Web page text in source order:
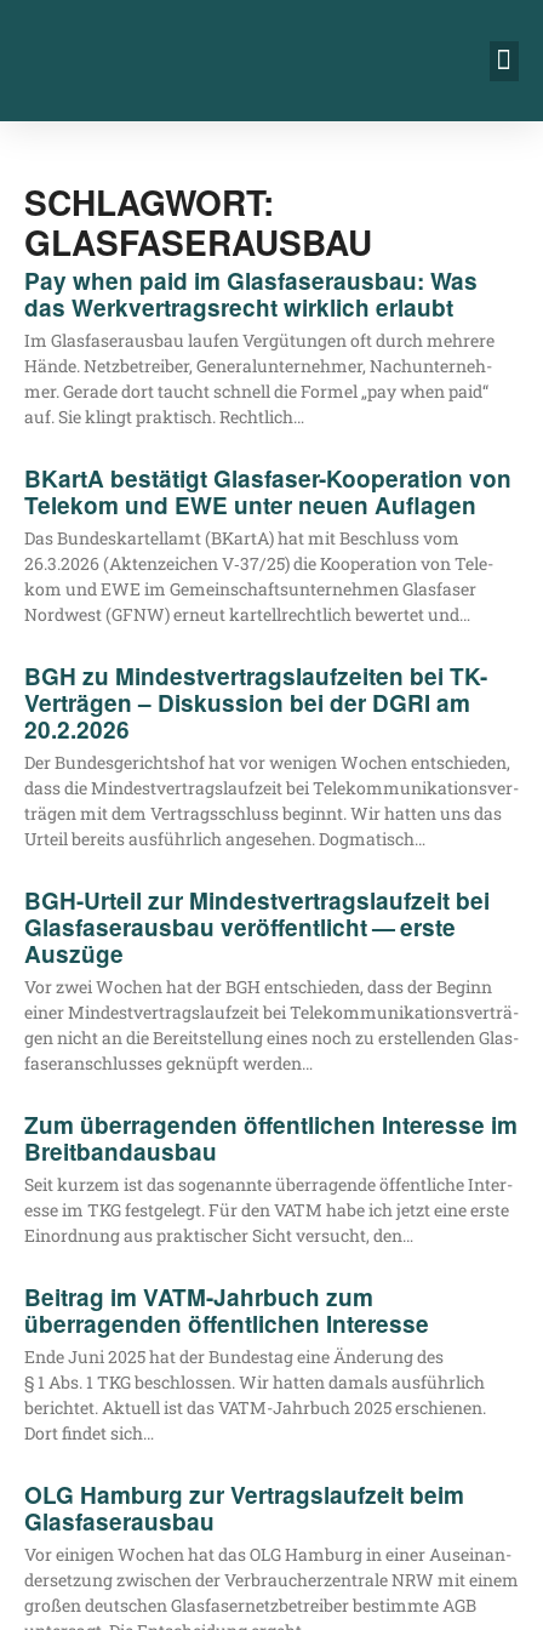
SCHLAGWORT:
GLASFASERAUSBAU
Pay when paid im Glasfaserausbau: Was
das Werkvertragsrecht wirklich erlaubt
Im Glas­fa­ser­aus­bau lau­fen Ver­gü­tun­gen oft durch meh­re­re
Hän­de. Netz­be­trei­ber, Gene­ral­un­ter­neh­mer, Nach­un­ter­neh­
mer. Gera­de dort taucht schnell die For­mel „pay when paid“
auf. Sie klingt prak­tisch. Rechtlich…
BKartA bestätigt Glasfaser-Kooperation von
Telekom und EWE unter neuen Auflagen
Das Bun­des­kar­tell­amt (BKar­tA) hat mit Beschluss vom
26.3.2026 (Akten­zei­chen V‑37/25) die Koope­ra­ti­on von Tele­
kom und EWE im Gemein­schafts­un­ter­neh­men Glas­fa­ser
Nord­west (GFNW) erneut kar­tell­recht­lich bewer­tet und…
BGH zu Mindestvertragslaufzeiten bei TK-
Verträgen – Diskussion bei der DGRI am
20.2.2026
Der Bun­des­ge­richts­hof hat vor weni­gen Wochen ent­schie­den,
dass die Min­dest­ver­trags­lauf­zeit bei Tele­kom­mu­ni­ka­ti­ons­ver­
trä­gen mit dem Ver­trags­schluss beginnt. Wir hat­ten uns das
Urteil bereits aus­führ­lich ange­se­hen. Dogmatisch…
BGH-Urteil zur Mindestvertragslaufzeit bei
Glasfaserausbau veröffentlicht — erste
Auszüge
Vor zwei Wochen hat der BGH ent­schie­den, dass der Beginn
einer Min­dest­ver­trags­lauf­zeit bei Tele­kom­mu­ni­ka­ti­ons­ver­trä­
gen nicht an die Bereit­stel­lung eines noch zu erstel­len­den Glas­
fa­ser­an­schlus­ses geknüpft werden…
Zum überragenden öffentlichen Interesse im
Breitbandausbau
Seit kur­zem ist das soge­nann­te über­ra­gen­de öffent­li­che Inter­
es­se im TKG fest­ge­legt. Für den VATM habe ich jetzt eine ers­te
Ein­ord­nung aus prak­ti­scher Sicht ver­sucht, den…
Beitrag im VATM-Jahrbuch zum
überragenden öffentlichen Interesse
Ende Juni 2025 hat der Bun­des­tag eine Ände­rung des
§ 1 Abs. 1 TKG beschlos­sen. Wir hat­ten damals aus­führ­lich
berich­tet. Aktu­ell ist das VATM-Jahr­­buch 2025 erschie­nen.
Dort fin­det sich…
OLG Hamburg zur Vertragslaufzeit beim
Glasfaserausbau
Vor eini­gen Wochen hat das OLG Ham­burg in einer Aus­ein­an­
der­set­zung zwi­schen der Ver­brau­cher­zen­tra­le NRW mit einem
gro­ßen deut­schen Glas­fa­ser­netz­be­trei­ber bestimm­te AGB